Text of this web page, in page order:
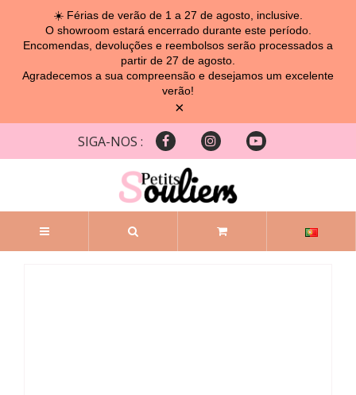
☀️ Férias de verão de 1 a 27 de agosto, inclusive.
O showroom estará encerrado durante este período.
Encomendas, devoluções e reembolsos serão processados ​​a
partir de 27 de agosto.
Agradecemos a sua compreensão e desejamos um excelente
verão!
×
SIGA-NOS :